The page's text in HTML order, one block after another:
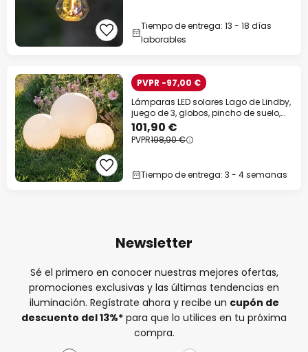
Tiempo de entrega: 13 - 18 días
laborables
PVPR -97,00 €
Lámparas LED solares Lago de Lindby,
juego de 3, globos, pincho de suelo,
blanco
101,90 €
PVPR198,90 €
Tiempo de entrega: 3 - 4 semanas
Newsletter
Sé el primero en conocer nuestras mejores ofertas,
promociones exclusivas y las últimas tendencias en
iluminación. Regístrate ahora y recibe un cupón de
descuento del13%* para que lo utilices en tu próxima
compra.